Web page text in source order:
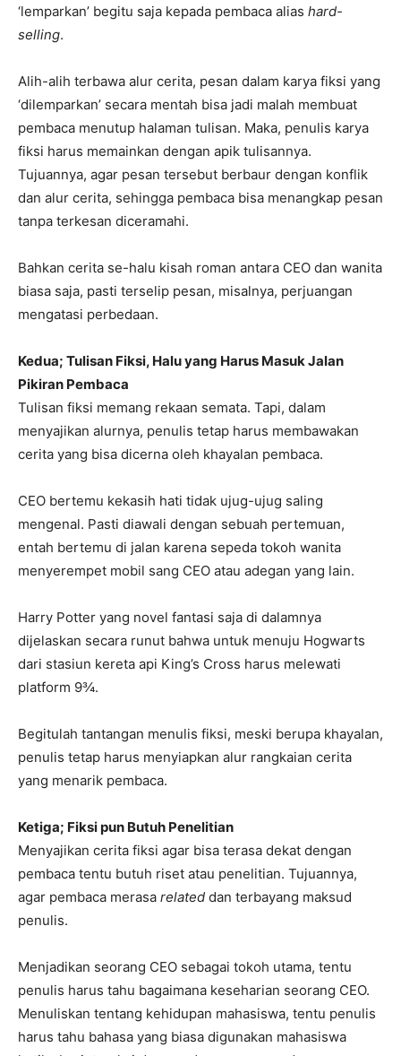
‘lemparkan’ begitu saja kepada pembaca alias hard-
selling.
Alih-alih terbawa alur cerita, pesan dalam karya fiksi yang
‘dilemparkan’ secara mentah bisa jadi malah membuat
pembaca menutup halaman tulisan. Maka, penulis karya
fiksi harus memainkan dengan apik tulisannya.
Tujuannya, agar pesan tersebut berbaur dengan konflik
dan alur cerita, sehingga pembaca bisa menangkap pesan
tanpa terkesan diceramahi.
Bahkan cerita se-halu kisah roman antara CEO dan wanita
biasa saja, pasti terselip pesan, misalnya, perjuangan
mengatasi perbedaan.
Kedua; Tulisan Fiksi, Halu yang Harus Masuk Jalan
Pikiran Pembaca
Tulisan fiksi memang rekaan semata. Tapi, dalam
menyajikan alurnya, penulis tetap harus membawakan
cerita yang bisa dicerna oleh khayalan pembaca.
CEO bertemu kekasih hati tidak ujug-ujug saling
mengenal. Pasti diawali dengan sebuah pertemuan,
entah bertemu di jalan karena sepeda tokoh wanita
menyerempet mobil sang CEO atau adegan yang lain.
Harry Potter yang novel fantasi saja di dalamnya
dijelaskan secara runut bahwa untuk menuju Hogwarts
dari stasiun kereta api King’s Cross harus melewati
platform 9¾.
Begitulah tantangan menulis fiksi, meski berupa khayalan,
penulis tetap harus menyiapkan alur rangkaian cerita
yang menarik pembaca.
Ketiga; Fiksi pun Butuh Penelitian
Menyajikan cerita fiksi agar bisa terasa dekat dengan
pembaca tentu butuh riset atau penelitian. Tujuannya,
agar pembaca merasa related dan terbayang maksud
penulis.
Menjadikan seorang CEO sebagai tokoh utama, tentu
penulis harus tahu bagaimana keseharian seorang CEO.
Menuliskan tentang kehidupan mahasiswa, tentu penulis
harus tahu bahasa yang biasa digunakan mahasiswa